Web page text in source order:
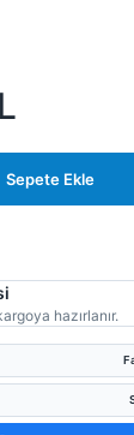
Sepete Ekle
hazırlanır.